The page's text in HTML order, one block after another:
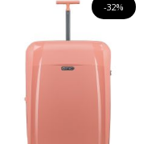
-32%